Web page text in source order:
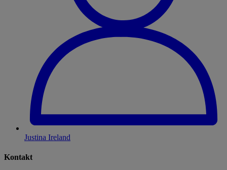
Justina Ireland
Kontakt